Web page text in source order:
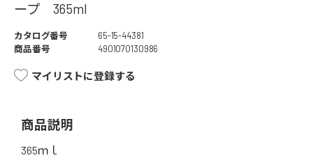
ープ 365ml
カタログ番号
65-15-44381
商品番号
4901070130986
マイリストに登録する
商品説明
365ｍｌ